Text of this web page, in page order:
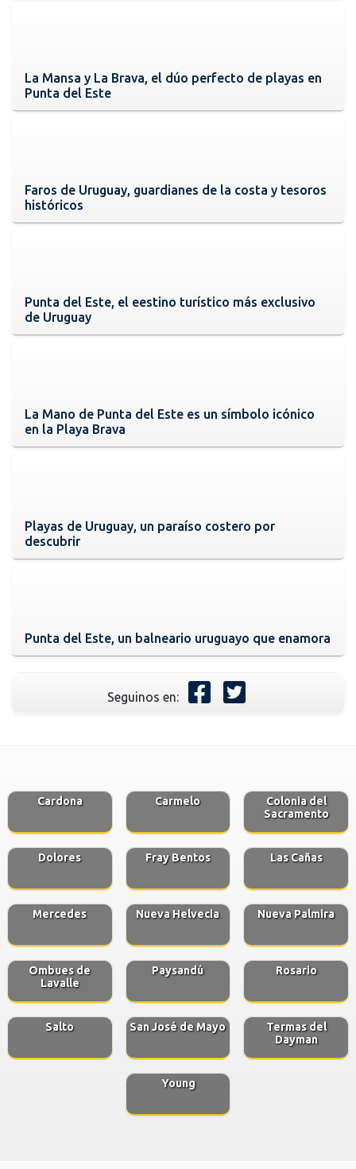
La Mansa y La Brava, el dúo perfecto de playas en
Punta del Este
Faros de Uruguay, guardianes de la costa y tesoros
históricos
Punta del Este, el eestino turístico más exclusivo
de Uruguay
La Mano de Punta del Este es un símbolo icónico
en la Playa Brava
Playas de Uruguay, un paraíso costero por
descubrir
Punta del Este, un balneario uruguayo que enamora
Seguinos en:
Cardona Carmelo
Colonia del
Sacramento
Dolores Fray Bentos Las Cañas
Mercedes Nueva Helvecia Nueva Palmira
Ombues de
Lavalle
Paysandú Rosario
Salto San José de Mayo
Termas del
Dayman
Young